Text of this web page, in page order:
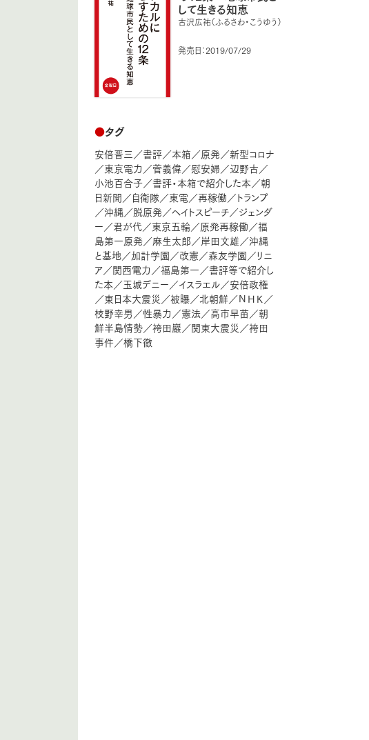
して生きる知恵
古沢広祐（ふるさわ・こうゆう）
発売日：2019/07/29
●タグ
安倍晋三／書評／本箱／原発／新型コロナ
／東京電力／菅義偉／慰安婦／辺野古／
小池百合子／書評・本箱で紹介した本／朝
日新聞／自衛隊／東電／再稼働／トランプ
／沖縄／脱原発／ヘイトスピーチ／ジェンダ
ー／君が代／東京五輪／原発再稼働／福
島第一原発／麻生太郎／岸田文雄／沖縄
と基地／加計学園／改憲／森友学園／リニ
ア／関西電力／福島第一／書評等で紹介し
た本／玉城デニー／イスラエル／安倍政権
／東日本大震災／被曝／北朝鮮／ＮＨＫ／
枝野幸男／性暴力／憲法／高市早苗／朝
鮮半島情勢／袴田巖／関東大震災／袴田
事件／橋下徹